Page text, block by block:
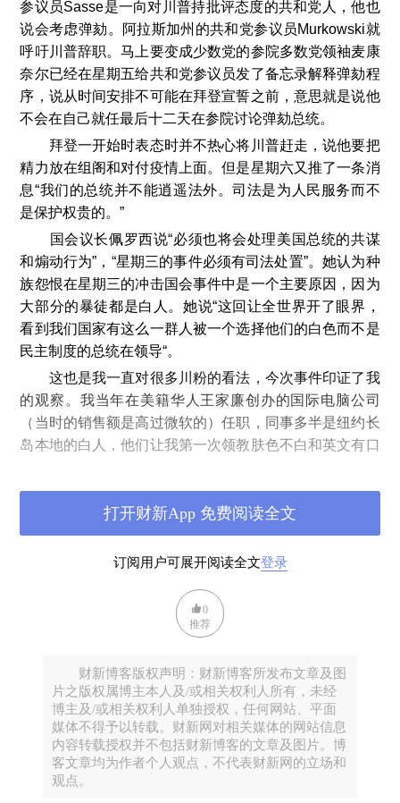
参议员Sasse是一向对川普持批评态度的共和党人，他也
说会考虑弹劾。阿拉斯加州的共和党参议员Murkowski就
呼吁川普辞职。马上要变成少数党的参院多数党领袖麦康
奈尔已经在星期五给共和党参议员发了备忘录解释弹劾程
序，说从时间安排不可能在拜登宣誓之前，意思就是说他
不会在自己就任最后十二天在参院讨论弹劾总统。
拜登一开始时表态时并不热心将川普赶走，说他要把
精力放在组阁和对付疫情上面。但是星期六又推了一条消
息“我们的总统并不能逍遥法外。司法是为人民服务而不
是保护权贵的。”
国会议长佩罗西说“必须也将会处理美国总统的共谋
和煽动行为”，“星期三的事件必须有司法处置”。她认为种
族怨恨在星期三的冲击国会事件中是一个主要原因，因为
大部分的暴徒都是白人。她说“这回让全世界开了眼界，
看到我们国家有这么一群人被一个选择他们的白色而不是
民主制度的总统在领导“。
这也是我一直对很多川粉的看法，今次事件印证了我
的观察。我当年在美籍华人王家廉创办的国际电脑公司
（当时的销售额是高过微软的）任职，同事多半是纽约长
岛本地的白人，他们让我第一次领教肤色不白和英文有口
责怪的地方，因为他们从来就在一种封闭的社会圈子里生
活，我恐怕是他们第一次近距离每天要接触的异族。他们
之中一些人只是有无形的偏见，有些是对“外国人“的见识
和能力感到威胁，所以需要找出可以比你优越的地方，比
工作，最后赢得他们之中一些人的尊重和友情。我在美国
这些年虽然有时会碰到令人生气的被歧视的事情，但是因
件都可以不放在心上。可是川普上台以后，以前很多隐藏
压抑的白人种族主义情绪升温爆发都跟川普的言行有关，
让我明显感到社会环境发生变化，包括去年发生的黑人与
警察冲突，我认为也是黑人社会对川普言论和白人种族主
义回潮的反弹。我也在之前的文章里写过我的观感。
川普自从被推特以他煽动暴乱为理由取消了他的账户
订阅用户可展开阅读全文登录
打开财新App 免费阅读全文
0
推荐
财新博客版权声明：财新博客所发布文章及图
片之版权属博主本人及/或相关权利人所有，未经
博主及/或相关权利人单独授权，任何网站、平面
媒体不得予以转载。财新网对相关媒体的网站信息
内容转载授权并不包括财新博客的文章及图片。博
客文章均为作者个人观点，不代表财新网的立场和
观点。